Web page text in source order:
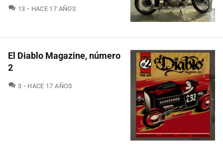
13 COMENTARIOS
HACE 17 AÑOS
El Diablo Magazine, número
2
3 COMENTARIOS
HACE 17 AÑOS